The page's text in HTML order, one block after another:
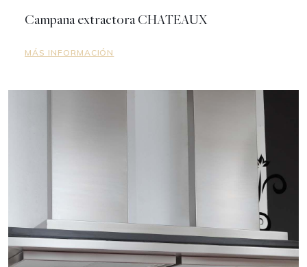
Campana extractora CHATEAUX
MÁS INFORMACIÓN